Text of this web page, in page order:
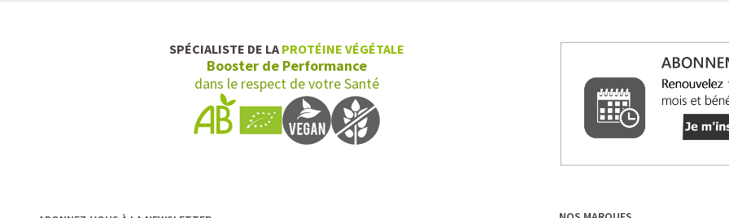
SPÉCIALISTE DE LA PROTÉINE VÉGÉTALE
Booster de Performance
dans le respect de votre Santé